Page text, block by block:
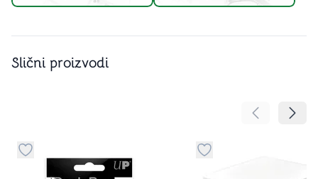
Slični proizvodi
Pomeranje
Dugme za dodavanje stvari u kategoriju omiljeno
Dugme za dodavanje